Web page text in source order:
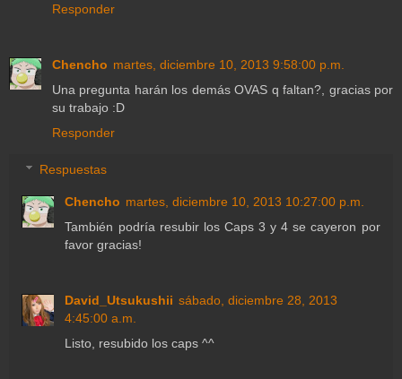
Responder
Chencho martes, diciembre 10, 2013 9:58:00 p.m.
Una pregunta harán los demás OVAS q faltan?, gracias por
su trabajo :D
Responder
Respuestas
Chencho martes, diciembre 10, 2013 10:27:00 p.m.
También podría resubir los Caps 3 y 4 se cayeron por
favor gracias!
David_Utsukushii sábado, diciembre 28, 2013
4:45:00 a.m.
Listo, resubido los caps ^^